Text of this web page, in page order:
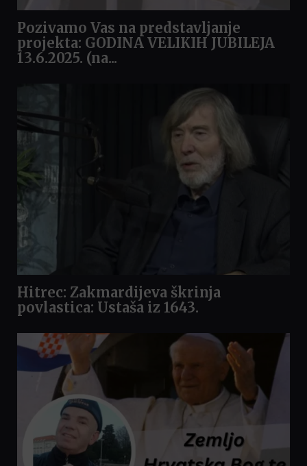
Pozivamo Vas na predstavljanje
projekta: GODINA VELIKIH JUBILEJA
13.6.2025. (na...
Hitrec: Zakmardijeva škrinja
povlastica: Ustaša iz 1643.